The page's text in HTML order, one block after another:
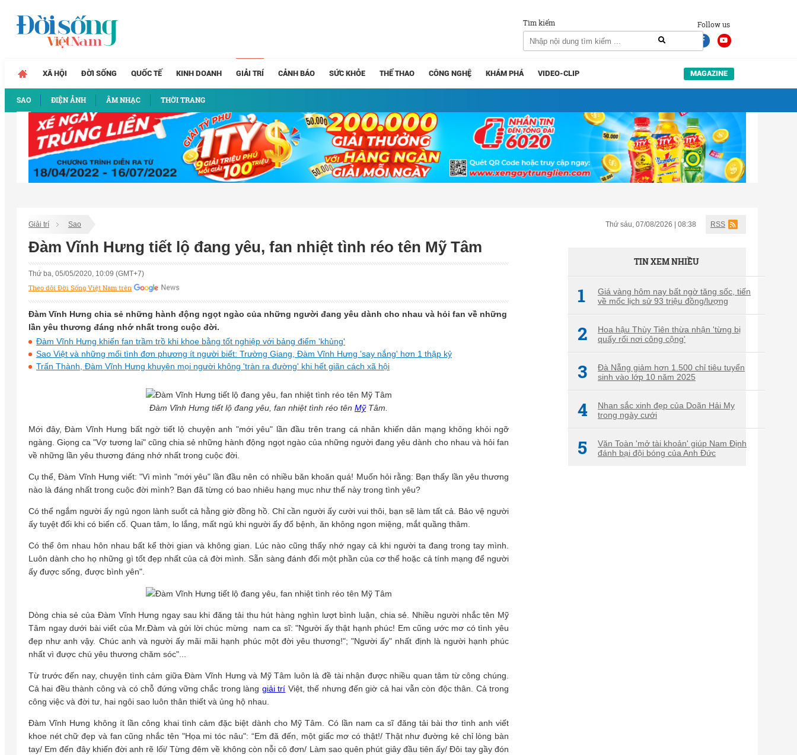
Follow us
Tìm kiếm
XÃ HỘI ĐỜI SỐNG QUỐC TẾ KINH DOANH GIẢI TRÍ
SAO ĐIỆN ẢNH ÂM NHẠC THỜI TRANG
CẢNH BÁO SỨC KHỎE THỂ THAO CÔNG NGHỆ KHÁM PHÁ VIDEO-CLIP MAGAZINE
Giải trí Sao Thứ sáu, 07/08/2026 | 08:38 RSS
Đàm Vĩnh Hưng tiết lộ đang yêu, fan nhiệt tình réo tên Mỹ Tâm
Thứ ba, 05/05/2020, 10:09 (GMT+7)
Theo dõi Đời Sống Việt Nam trên
Đàm Vĩnh Hưng chia sẻ những hành động ngọt ngào của những người đang yêu dành cho nhau và hỏi fan về những
lần yêu thương đáng nhớ nhất trong cuộc đời.
Đàm Vĩnh Hưng khiến fan trầm trồ khi khoe bằng tốt nghiệp với bảng điểm 'khủng'
Sao Việt và những mối tình đơn phương ít người biết: Trường Giang, Đàm Vĩnh Hưng 'say nắng' hơn 1 thập kỷ
Trấn Thành, Đàm Vĩnh Hưng khuyên mọi người không 'tràn ra đường' khi hết giãn cách xã hội
Đàm Vĩnh Hưng tiết lộ đang yêu, fan nhiệt tình réo tên MỹTâm.
Mới đây, Đàm Vĩnh Hưng bất ngờ tiết lộ chuyện anh "mới yêu" lần đầu trên trang cá nhân khiến dân mạng không khỏi ngỡ
ngàng. Giọng ca "Vợ tương lai" cũng chia sẻ những hành động ngọt ngào của những người đang yêu dành cho nhau và hỏi fan
về những lần yêu thương đáng nhớ nhất trong cuộc đời.
Cụ thể, Đàm Vĩnh Hưng viết: "Vì mình "mới yêu" lần đầu nên có nhiều băn khoăn quá! Muốn hỏi rằng: Bạn thấy lần yêu thương
nào là đáng nhất trong cuộc đời mình? Bạn đã từng có bao nhiêu hạng mục như thế này trong tình yêu?
Có thể ngắm người ấy ngủ ngon lành suốt cả hằng giờ đồng hồ. Chỉ cần người ấy cười vui thôi, bạn sẽ làm tất cả. Bảo vệ người
ấy tuyệt đối khi có biến cố. Quan tâm, lo lắng, mất ngủ khi người ấy đổ bệnh, ăn không ngon miệng, mắt quầng thâm.
Có thể ôm nhau hôn nhau bất kể thời gian và không gian. Lúc nào cũng thấy nhớ ngay cả khi người ta đang trong tay mình.
Luôn dành cho họ những gì tốt đẹp nhất của cả đời mình. Sẵn sàng đánh đổi một phần của cơ thể hoặc cả tính mạng để người
ấy được sống, được bình yên".
Dòng chia sẻ của Đàm Vĩnh Hưng ngay sau khi đăng tải thu hút hàng nghìn lượt bình luận, chia sẻ. Nhiều người nhắc tên Mỹ
Tâm ngay dưới bài viết của Mr.Đàm và gửi lời chúc mừng nam ca sĩ: "Người ấy thật hạnh phúc! Em cũng ước mơ có tình yêu
đẹp như anh vậy. Chúc anh và người ấy mãi mãi hạnh phúc một đời yêu thương!"; "Người ấy" nhất định là người hạnh phúc
nhất vì được chú yêu thương chăm sóc"...
Từ trước đến nay, chuyện tình cảm giữa Đàm Vĩnh Hưng và Mỹ Tâm luôn là đề tài nhận được nhiều quan tâm từ công chúng.
Cả hai đều thành công và có chỗ đứng vững chắc trong làng giải trí Việt, thế nhưng đến giờ cả hai vẫn còn độc thân. Cả trong
công việc và đời tư, hai ngôi sao luôn thân thiết và ủng hộ nhau.
Đàm Vĩnh Hưng không ít lần công khai tình cảm đặc biệt dành cho Mỹ Tâm. Có lần nam ca sĩ đăng tải bài thơ tình anh viết
khoe nét chữ đẹp và fan cũng nhắc tên "Họa mi tóc nâu": “Em đã đến, một giấc mơ có thật!/ Thật như đường kẻ chỉ lòng bàn
tay/ Em đến đây khiến đời anh rẽ lối/ Từng đêm về không còn nỗi cô đơn/ Làm sao quên phút giây đầu tiên ấy/ Đôi tay gầy đón
TIN XEM NHIỀU
1
Giá vàng hôm nay bất ngờ tăng sốc, tiến
về mốc lịch sử 93 triệu đồng/lượng
2
Hoa hậu Thùy Tiên thừa nhận 'từng bị
quấy rối nơi công cộng'
3
Đà Nẵng giảm hơn 1.500 chỉ tiêu tuyển
sinh vào lớp 10 năm 2025
4
Nhan sắc xinh đẹp của Doãn Hải My
trong ngày cưới
5
Văn Toàn 'mở tài khoản' giúp Nam Định
đánh bại đội bóng của Anh Đức